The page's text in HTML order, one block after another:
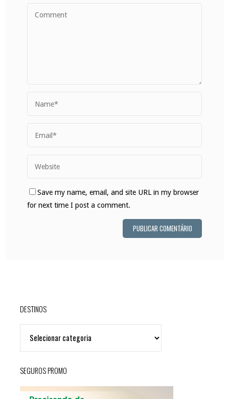
Save my name, email, and site URL in my browser
for next time I post a comment.
DESTINOS
SEGUROS PROMO